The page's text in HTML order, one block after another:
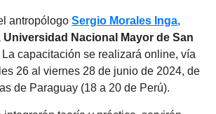
antropólogo Sergio Morales Inga,
Universidad Nacional Mayor de San
La capacitación se realizará online, vía
26 al viernes 28 de junio de 2024, de
de Paraguay (18 a 20 de Perú).